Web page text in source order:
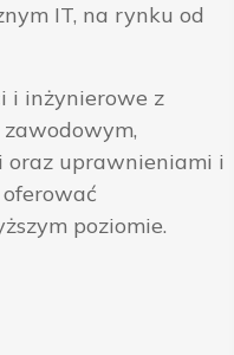
IT, na rynku od
i inżynierowe z
uprawnieniami i
poziomie.